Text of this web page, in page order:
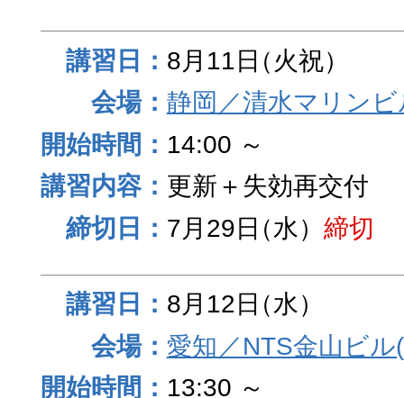
8月11日（火祝）
静岡／清水マリンビ
14:00 ～
更新＋失効再交付
7月29日（水） 締切
8月12日（水）
愛知／NTS金山ビ
13:30 ～